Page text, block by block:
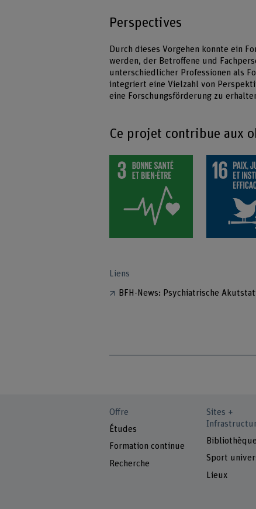
Perspectives
Durch dieses Vorgehen konnte ein
werden, der Betroffene und
unterschiedlicher Professionen als
integriert eine Vielzahl von
eine Forschungsförderung zu
Ce projet contribue aux
Liens
BFH-News: Psychiatrische
Offre
Études
Formation continue
Recherche
Sites +
Sport
Lieux